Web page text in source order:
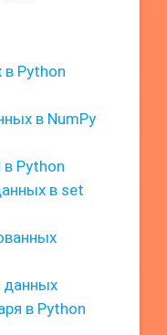
Python
в NumPy
Python
в set
данных
в Python